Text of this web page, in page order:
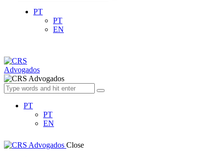
PT
PT
EN
PT
PT
EN
Close